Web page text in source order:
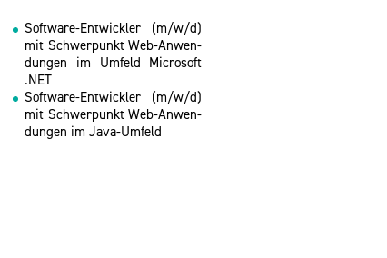
Soft­ware-Ent­wick­ler (m/w/d)
mit Schwer­punkt Web-An­wen­
dun­gen im Um­feld Mi­cro­soft
.NET
Soft­ware-Ent­wick­ler (m/w/d)
mit Schwer­punkt Web-An­wen­
dun­gen im Java-Um­feld